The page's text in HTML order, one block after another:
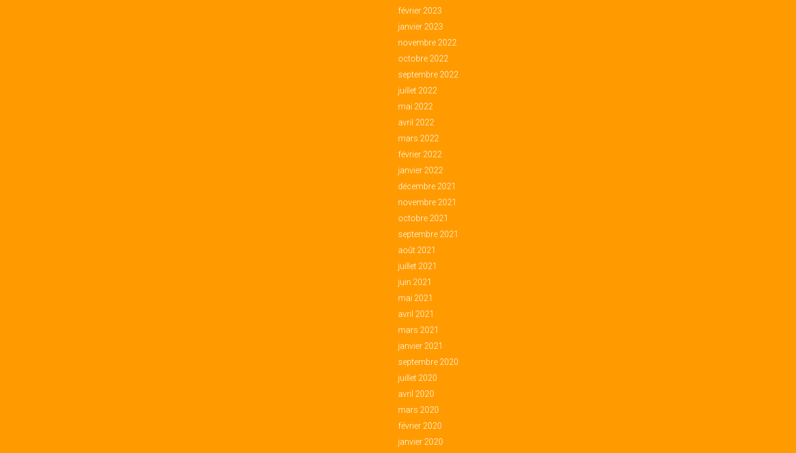
février 2023
janvier 2023
novembre 2022
octobre 2022
septembre 2022
juillet 2022
mai 2022
avril 2022
mars 2022
février 2022
janvier 2022
décembre 2021
novembre 2021
octobre 2021
septembre 2021
août 2021
juillet 2021
juin 2021
mai 2021
avril 2021
mars 2021
janvier 2021
septembre 2020
juillet 2020
avril 2020
mars 2020
février 2020
janvier 2020